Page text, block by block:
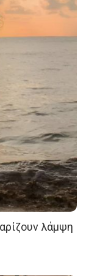
λάμψη